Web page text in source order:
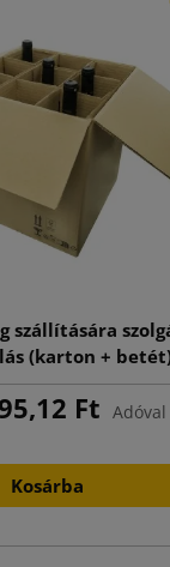
szállítására
(karton +
Ft Adóval
Kosárba